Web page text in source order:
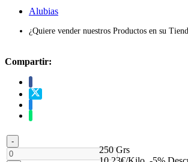
Alubias
¿Quiere vender nuestros Productos en su
Compartir:
-
250 Grs